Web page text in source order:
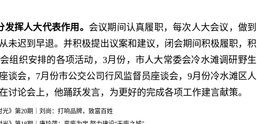
挥人大代表作用。 会议期间认真履职，每次人大会议，做到
未迟到早退。并积极提出议案和建议，闭会期间积极履职，积
组织安排的各项活动，3月份，市人大常委会冷水滩调研野生
谈会，7月份市公交公司行风监督员座谈会，9月份冷水滩区人
讨论会上，他踊跃发言，为更好的完成各项工作建言献策。
光》第20期｜刘尚：打响品牌，致富百姓